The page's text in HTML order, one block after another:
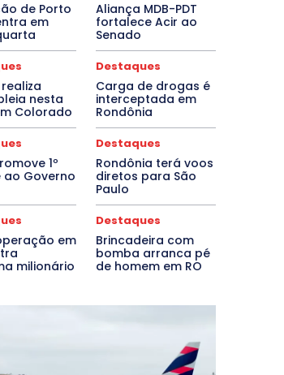
de Porto
em
Aliança MDB-PDT
fortalece Acir ao
Senado
nesta
Colorado
Destaques
Carga de drogas é
interceptada em
Rondônia
1º
Governo
Destaques
Rondônia terá voos
diretos para São
Paulo
em
milionário
Destaques
Brincadeira com
bomba arranca pé
de homem em RO